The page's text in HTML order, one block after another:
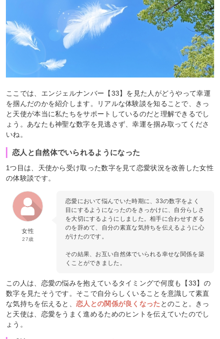
ここでは、エンジェルナンバー【33】を見た人がどうやって幸運
を掴んだのかを紹介します。リアルな体験談を知ることで、きっ
と天使が本当に私たちをサポートしているのだと理解できるでし
ょう。あなたも神聖な数字を見逃さず、幸運を掴み取ってくださ
いね。
恋人と自然体でいられるようになった
1つ目は、天使から受け取った数字を見て恋愛状況を改善した女性
の体験談です。
女性
27歳
恋愛において悩んでいた時期に、33の数字をよく
目にするようになったのをきっかけに、自分らしさ
を大切にするようにしました。相手に合わせすぎる
のを辞めて、自分の素直な気持ちを伝えるように心
がけたのです。
その結果、お互い自然体でいられる幸せな関係を築
くことができました。
この人は、恋愛の悩みを抱えているタイミングで何度も【33】の
数字を見たそうです。そこで自分らしくいることを意識して素直
な気持ちを伝えると、 恋人との関係が良くなった とのこと。きっ
と天使は、恋愛をうまく進めるためのヒントを伝えていたのでし
ょう。